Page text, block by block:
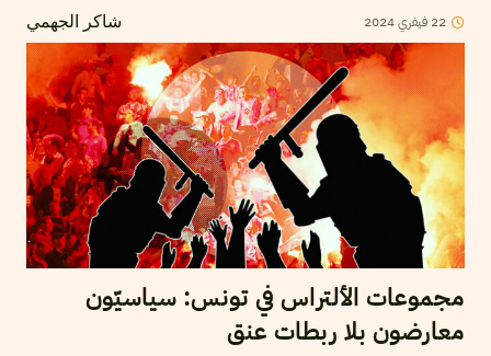
شاكر الجهمي 22 فيفري2024
مجموعات الألتراس في تونس: سياسيّون
معارضون بلا ربطات عنق